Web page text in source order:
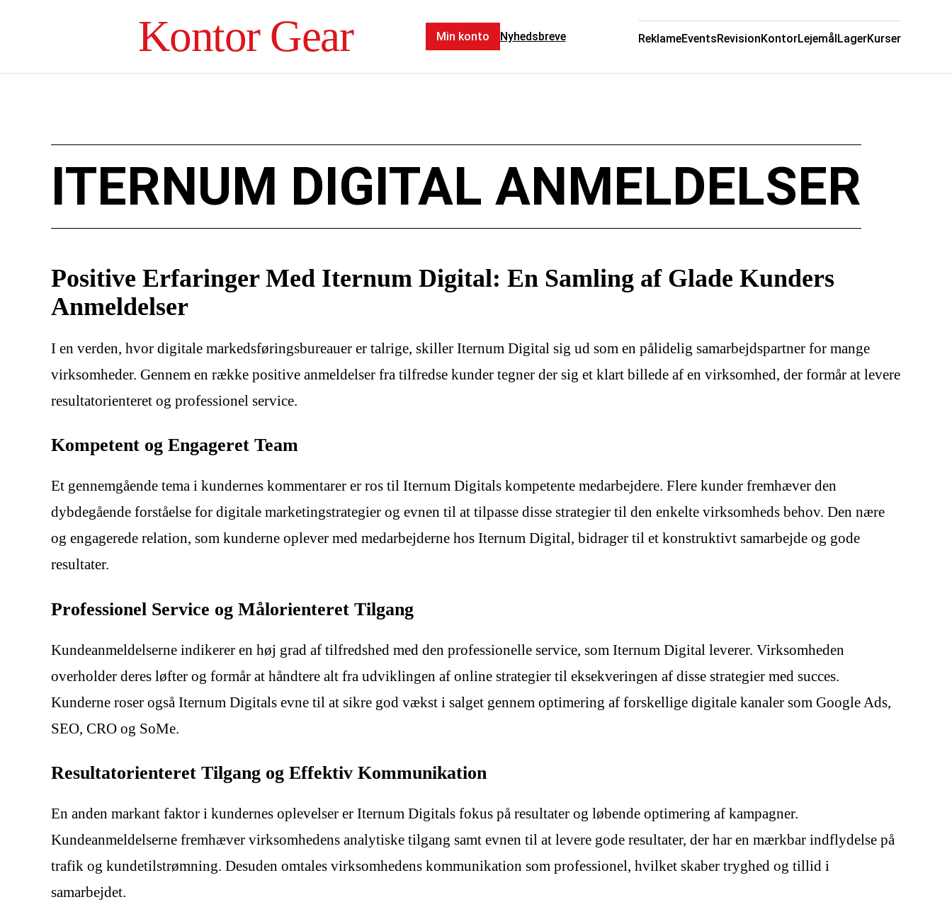
Kontor Gear ReklameEventsRevisionKontorLejemålLagerKurser
Min konto Nyhedsbreve
ITERNUM DIGITAL ANMELDELSER
Positive Erfaringer Med Iternum Digital: En Samling af Glade Kunders
Anmeldelser
I en verden, hvor digitale markedsføringsbureauer er talrige, skiller Iternum Digital sig ud som en pålidelig samarbejdspartner for mange
virksomheder. Gennem en række positive anmeldelser fra tilfredse kunder tegner der sig et klart billede af en virksomhed, der formår at levere
resultatorienteret og professionel service.
Kompetent og Engageret Team
Et gennemgående tema i kundernes kommentarer er ros til Iternum Digitals kompetente medarbejdere. Flere kunder fremhæver den
dybdegående forståelse for digitale marketingstrategier og evnen til at tilpasse disse strategier til den enkelte virksomheds behov. Den nære
og engagerede relation, som kunderne oplever med medarbejderne hos Iternum Digital, bidrager til et konstruktivt samarbejde og gode
resultater.
Professionel Service og Målorienteret Tilgang
Kundeanmeldelserne indikerer en høj grad af tilfredshed med den professionelle service, som Iternum Digital leverer. Virksomheden
overholder deres løfter og formår at håndtere alt fra udviklingen af online strategier til eksekveringen af disse strategier med succes.
Kunderne roser også Iternum Digitals evne til at sikre god vækst i salget gennem optimering af forskellige digitale kanaler som Google Ads,
SEO, CRO og SoMe.
Resultatorienteret Tilgang og Effektiv Kommunikation
En anden markant faktor i kundernes oplevelser er Iternum Digitals fokus på resultater og løbende optimering af kampagner.
Kundeanmeldelserne fremhæver virksomhedens analytiske tilgang samt evnen til at levere gode resultater, der har en mærkbar indflydelse på
trafik og kundetilstrømning. Desuden omtales virksomhedens kommunikation som professionel, hvilket skaber tryghed og tillid i
samarbejdet.